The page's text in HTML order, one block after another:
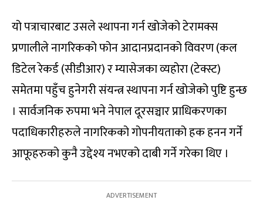
यो पत्राचारबाट उसले स्थापना गर्न खोजेको टेरामक्स
प्रणालीले नागरिकको फोन आदानप्रदानको विवरण (कल
डिटेल रेकर्ड (सीडीआर) र म्यासेजका व्यहोरा (टेक्स्ट)
समेतमा पहुँच हुनेगरी संयन्त्र स्थापना गर्न खोजेको पुष्टि हुन्छ
। सार्वजनिक रुपमा भने नेपाल दूरसञ्चार प्राधिकरणका
पदाधिकारीहरुले नागरिकको गोपनीयताको हक हनन गर्ने
आफूहरुको कुनै उद्देश्य नभएको दाबी गर्ने गरेका थिए ।